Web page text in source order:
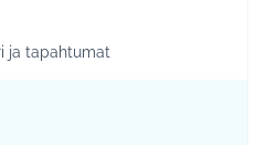
Koko Tuusula
teeman mukaan: Kulttuuri ja
ja tapahtumat